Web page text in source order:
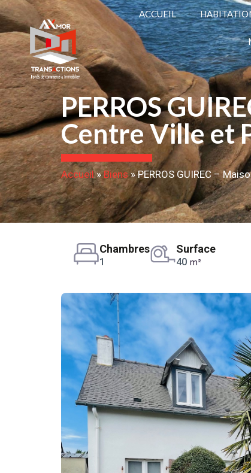
ACCUEIL
PERROS
Centre Ville et
Accueil»Biens»PERROS GUIREC –
Chambres
1
Surface
40 m²